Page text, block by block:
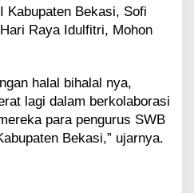
Kabupaten Bekasi, Sofi
Raya Idulfitri, Mohon
halal bihalal nya,
lagi dalam berkolaborasi
para pengurus SWB
Bekasi,” ujarnya.